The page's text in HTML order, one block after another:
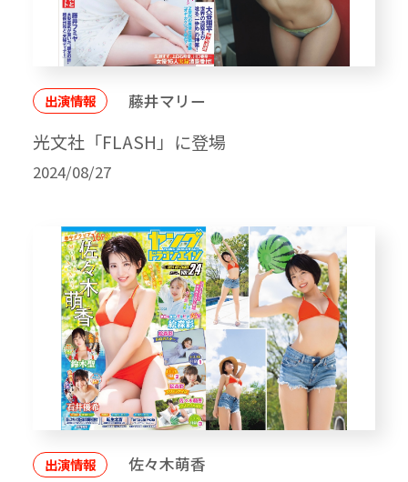
出演情報 藤井マリー
光文社「FLASH」に登場
2024/08/27
出演情報 佐々木萌香